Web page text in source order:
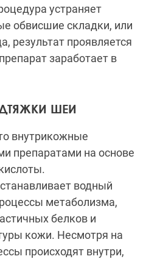
устраняет
обвисшие складки, или
результат проявляется
заработает в
ШЕИ
внутрикожные
препаратами на основе
водный
метаболизма,
белков и
кожи. Несмотря на
происходят внутри,